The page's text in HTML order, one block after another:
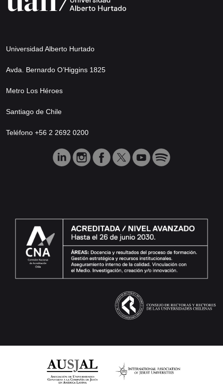
Universidad Alberto Hurtado
Avda. Bernardo O’Higgins 1825
Metro Los Héroes
Santiago de Chile
Teléfono +56 2 2692 0200